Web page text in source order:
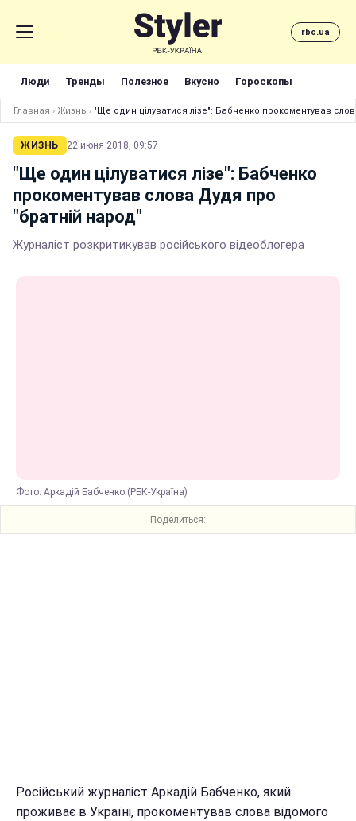
rbc.ua
Люди Тренды Полезное Вкусно Гороскопы
Главная › Жизнь › "Ще один цілуватися лізе": Бабченко прокоментував
ЖИЗНЬ 22 июня 2018, 09:57
"Ще один цілуватися лізе": Бабченко
прокоментував слова Дудя про
"братній народ"
Журналіст розкритикував російського відеоблогера
Фото: Аркадій Бабченко (РБК-Україна)
Поделиться:
Російський журналіст Аркадій Бабченко, який
проживає в Україні, прокоментував слова відомого